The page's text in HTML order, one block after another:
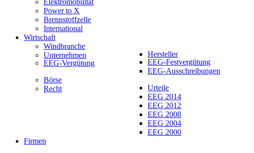
Elektromobilität
Power to X
Brennstoffzelle
International
Wirtschaft
Windbranche
Unternehmen
Hersteller
EEG-Vergütung
EEG-Festvergütung
EEG-Ausschreibungen
Börse
Recht
Urteile
EEG 2014
EEG 2012
EEG 2008
EEG 2004
EEG 2000
Firmen